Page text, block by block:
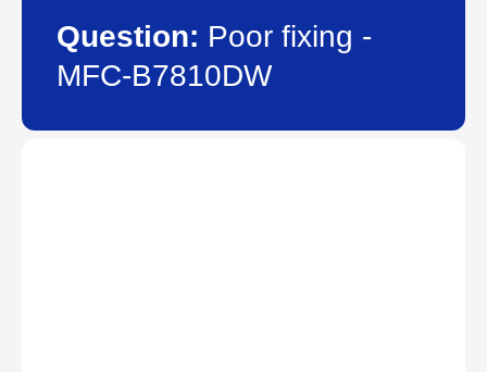
Question: Poor fixing -
MFC-B7810DW